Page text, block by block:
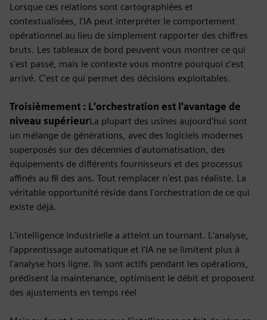
Lorsque ces relations sont cartographiées et
contextualisées, l'IA peut interpréter le comportement
opérationnel au lieu de simplement rapporter des chiffres
bruts. Les tableaux de bord peuvent vous montrer ce qui
s'est passé, mais le contexte vous montre pourquoi c'est
arrivé. C'est ce qui permet des décisions exploitables.
Troisièmement : L'orchestration est l'avantage de
niveau supérieurLa plupart des usines aujourd'hui sont
un mélange de générations, avec des logiciels modernes
superposés sur des décennies d'automatisation, des
équipements de différents fournisseurs et des processus
affinés au fil des ans. Tout remplacer n'est pas réaliste. La
véritable opportunité réside dans l'orchestration de ce qui
existe déjà.
L'intelligence industrielle a atteint un tournant. L'analyse,
l'apprentissage automatique et l'IA ne se limitent plus à
l'analyse hors ligne. Ils sont actifs pendant les opérations,
prédisent la maintenance, optimisent le débit et proposent
des ajustements en temps réel